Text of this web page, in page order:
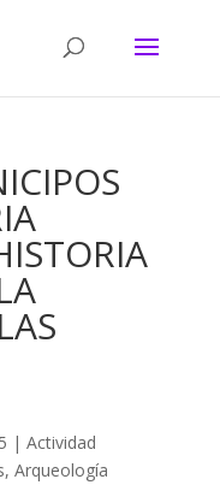
| Actividad
, Arqueología